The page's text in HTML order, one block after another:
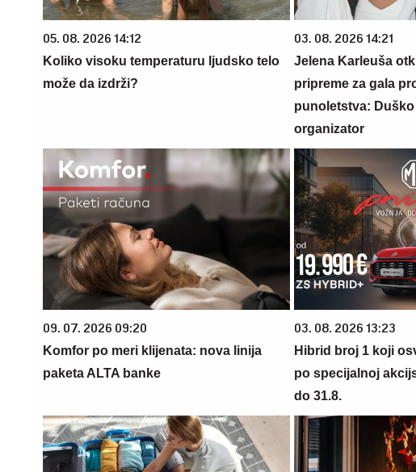
05. 08. 2026 14:12
Koliko visoku temperaturu ljudsko telo
može da izdrži?
03. 08. 2026 14:21
Jelena Karleuša
pripreme za gala
punoletstva:
organizator
09. 07. 2026 09:20
Komfor po meri klijenata: nova linija
paketa ALTA banke
03. 08. 2026 13:23
Hibrid broj 1 koji
po specijalnoj
do 31.8.